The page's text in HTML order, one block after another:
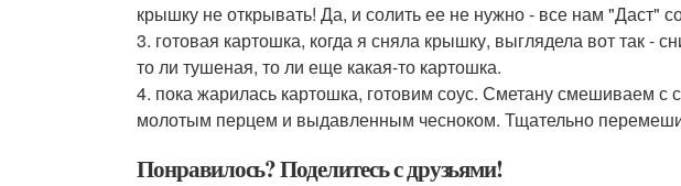
крышку не открывать! Да, и солить ее не нужно - все нам "Даст"
3. готовая картошка, когда я сняла крышку, выглядела вот так -
то ли тушеная, то ли еще какая-то картошка.
4. пока жарилась картошка, готовим соус. Сметану смешиваем
молотым перцем и выдавленным чесноком. Тщательно
Понравилось? Поделитесь с друзьями!